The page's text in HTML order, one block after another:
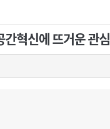
혁신에 뜨거운 관심